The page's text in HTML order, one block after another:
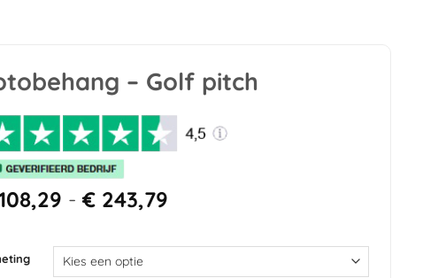
– Golf pitch
- €243,79Prijsklasse:
tot